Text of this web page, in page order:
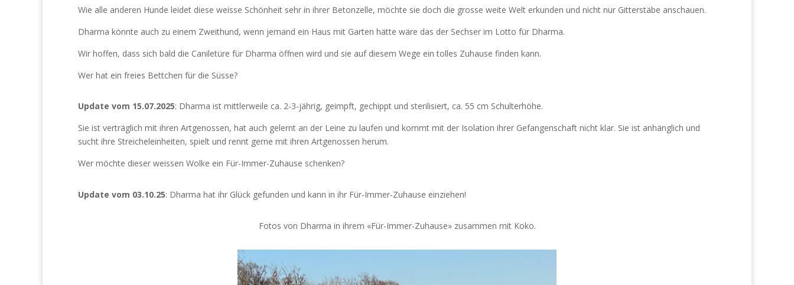
Wie alle anderen Hunde leidet diese weisse Schönheit sehr in ihrer Betonzelle, möchte sie doch die grosse weite Welt erkunden und nicht nur Gitterstäbe anschauen.
Dharma könnte auch zu einem Zweithund, wenn jemand ein Haus mit Garten hätte wäre das der Sechser im Lotto für Dharma.
Wir hoffen, dass sich bald die Caniletüre für Dharma öffnen wird und sie auf diesem Wege ein tolles Zuhause finden kann.
Wer hat ein freies Bettchen für die Süsse?
Update vom 15.07.2025: Dharma ist mittlerweile ca. 2-3-jährig, geimpft, gechippt und sterilisiert, ca. 55 cm Schulterhöhe.
Sie ist verträglich mit ihren Artgenossen, hat auch gelernt an der Leine zu laufen und kommt mit der Isolation ihrer Gefangenschaft nicht klar. Sie ist anhänglich und
sucht ihre Streicheleinheiten, spielt und rennt gerne mit ihren Artgenossen herum.
Wer möchte dieser weissen Wolke ein Für-Immer-Zuhause schenken?
Update vom 03.10.25: Dharma hat ihr Glück gefunden und kann in ihr Für-Immer-Zuhause einziehen!
Fotos von Dharma in ihrem «Für-Immer-Zuhause» zusammen mit Koko.